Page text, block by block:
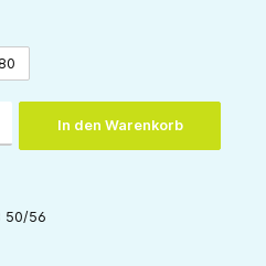
In den Warenkorb
50/56